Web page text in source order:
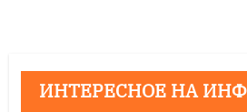
ИНТЕРЕСНОЕ НА